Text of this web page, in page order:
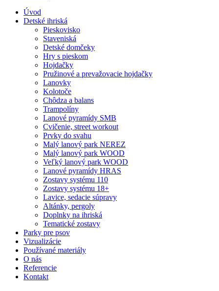
Úvod
Detské ihriská
Pieskovisko
Staveniská
Detské domčeky
Hry s pieskom
Hojdačky
Pružinové a prevažovacie hojdačky
Lanovky
Kolotoče
Chôdza a balans
Trampolíny
Lanové pyramídy SMB
Cvičenie, street workout
Prvky do svahu
Malý lanový park NEREZ
Malý lanový park WOOD
Veľký lanový park WOOD
Lanové pyramídy HRAS
Zostavy systému 110
Zostavy systému 18+
Lavice, sedacie súpravy
Altánky, pergoly
Doplnky na ihriská
Tematické zostavy
Parky pre psov
Vizualizácie
Používané materiály
O nás
Referencie
Kontakt